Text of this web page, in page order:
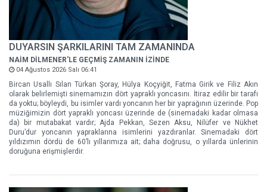
DUYARSIN ŞARKILARINI TAM ZAMANINDA
NAİM DİLMENER'LE GEÇMİŞ ZAMANIN İZİNDE
04 Ağustos 2026 Salı 06:41
Bircan Usallı Sılan Türkan Şoray, Hülya Koçyiğit, Fatma Girik ve Filiz Akın
olarak belirlemişti sinemamızın dört yapraklı yoncasını. İtiraz edilir bir tarafı
da yoktu; böyleydi, bu isimler vardı yoncanın her bir yaprağının üzerinde. Pop
müziğimizin dört yapraklı yoncası üzerinde de (sinemadaki kadar olmasa
da) bir mutabakat vardır; Ajda Pekkan, Sezen Aksu, Nilüfer ve Nükhet
Duru’dur yoncanın yapraklarına isimlerini yazdıranlar. Sinemadaki dört
yıldızımın dördü de 60’lı yıllarımıza ait; daha doğrusu, o yıllarda ünlerinin
doruğuna erişmişlerdir.